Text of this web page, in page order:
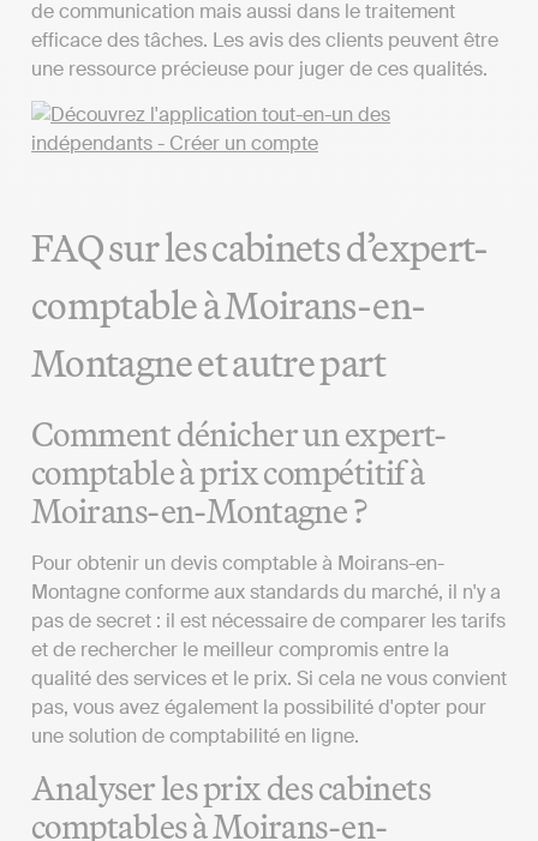
de communication mais aussi dans le traitement
efficace des tâches. Les avis des clients peuvent être
une ressource précieuse pour juger de ces qualités.
FAQ sur les cabinets d’expert-
comptable à Moirans-en-
Montagne et autre part
Comment dénicher un expert-
comptable à prix compétitif à
Moirans-en-Montagne ?
Pour obtenir un devis comptable à Moirans-en-
Montagne conforme aux standards du marché, il n'y a
pas de secret : il est nécessaire de comparer les tarifs
et de rechercher le meilleur compromis entre la
qualité des services et le prix. Si cela ne vous convient
pas, vous avez également la possibilité d'opter pour
une solution de comptabilité en ligne.
Analyser les prix des cabinets
comptables à Moirans-en-